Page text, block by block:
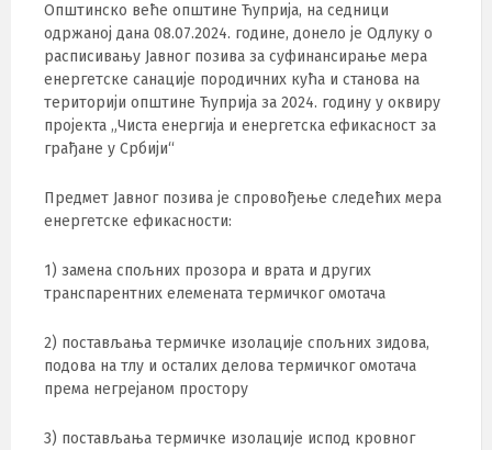
Општинско веће општине Ћуприја, на седници
одржаној дана 08.07.2024. године, донeло је Одлуку о
расписивању Јавног позива за суфинансирање мера
енергетске санације породичних кућа и станова на
територији општине Ћуприја за 2024. годину у оквиру
пројекта „Чиста енергија и енергетска ефикасност за
грађане у Србији“
Предмет Јавног позива је спровођење следећих мера
енергетске ефикасности:
1) замена спољних прозора и врата и других
транспарентних елемената термичког омотача
2) постављања термичке изолације спољних зидова,
подова на тлу и осталих делова термичког омотача
према негрејаном простору
3) постављања термичке изолације испод кровног